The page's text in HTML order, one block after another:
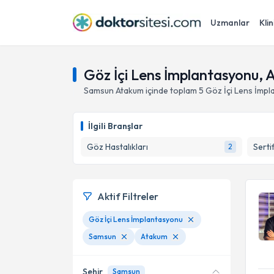
Uzmanlar
Göz İçi Lens İmplantasyonu,
Samsun Atakum içinde toplam 5 Göz İçi Lens
İlgili Branşlar
Göz Hastalıkları
2
Aktif Filtreler
Göz İçi Lens İmplantasyonu
Samsun
Atakum
Şehir Samsun